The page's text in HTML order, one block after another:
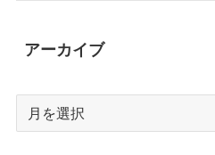
アーカイブ